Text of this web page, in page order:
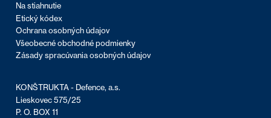
Na stiahnutie
Etický kódex
Ochrana osobných údajov
Všeobecné obchodné podmienky
Zásady spracúvania osobných údajov
KONŠTRUKTA - Defence, a.s.
Lieskovec 575/25
P. O. BOX 11